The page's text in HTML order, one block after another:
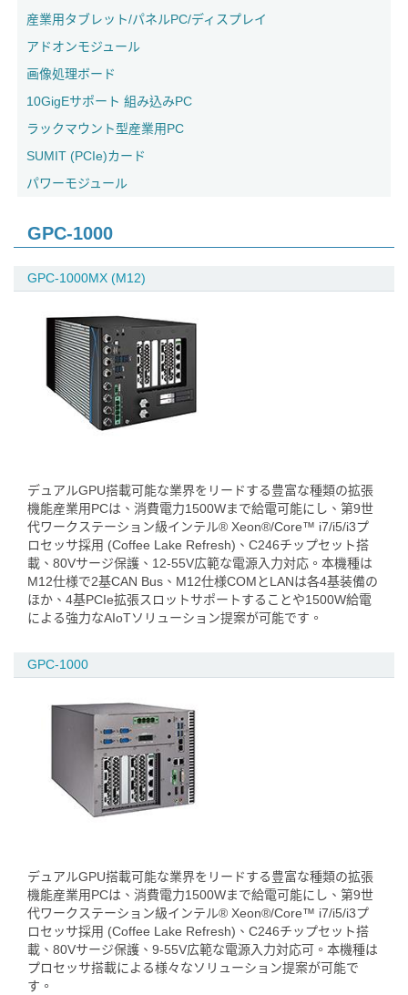
産業用タブレット/パネルPC/ディスプレイ
アドオンモジュール
画像処理ボード
10GigEサポート 組み込みPC
ラックマウント型産業用PC
SUMIT (PCIe)カード
パワーモジュール
GPC-1000
GPC-1000MX (M12)
デュアルGPU搭載可能な業界をリードする豊富な種類の拡張
機能産業用PCは、消費電力1500Wまで給電可能にし、第9世
代ワークステーション級インテル® Xeon®/Core™ i7/i5/i3プ
ロセッサ採用 (Coffee Lake Refresh)、C246チップセット搭
載、80Vサージ保護、12-55V広範な電源入力対応。本機種は
M12仕様で2基CAN Bus、M12仕様COMとLANは各4基装備の
ほか、4基PCIe拡張スロットサポートすることや1500W給電
による強力なAIoTソリューション提案が可能です。
GPC-1000
デュアルGPU搭載可能な業界をリードする豊富な種類の拡張
機能産業用PCは、消費電力1500Wまで給電可能にし、第9世
代ワークステーション級インテル® Xeon®/Core™ i7/i5/i3プ
ロセッサ採用 (Coffee Lake Refresh)、C246チップセット搭
載、80Vサージ保護、9-55V広範な電源入力対応可。本機種は
プロセッサ搭載による様々なソリューション提案が可能で
す。